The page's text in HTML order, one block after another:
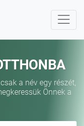
a név egy részét,
Önnek a